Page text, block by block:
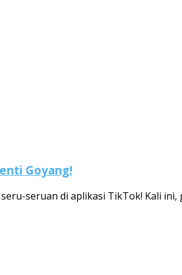
Goyang!
seruan di aplikasi TikTok! Kali ini,